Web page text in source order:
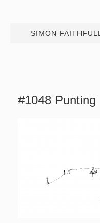
SIMON FAITHFULL
#1048 Punting